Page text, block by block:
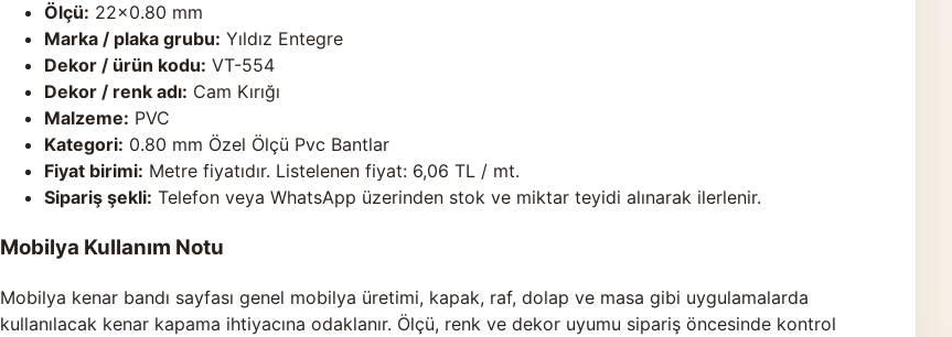
Ölçü: 22×0.80 mm
Marka / plaka grubu: Yıldız Entegre
Dekor / ürün kodu: VT-554
Dekor / renk adı: Cam Kırığı
Malzeme: PVC
Kategori: 0.80 mm Özel Ölçü Pvc Bantlar
Fiyat birimi: Metre fiyatıdır. Listelenen fiyat: 6,06 TL / mt.
Sipariş şekli: Telefon veya WhatsApp üzerinden stok ve miktar teyidi alınarak ilerlenir.
Mobilya Kullanım Notu
Mobilya kenar bandı sayfası genel mobilya üretimi, kapak, raf, dolap ve masa gibi uygulamalarda
kullanılacak kenar kapama ihtiyacına odaklanır. Ölçü, renk ve dekor uyumu sipariş öncesinde kontrol